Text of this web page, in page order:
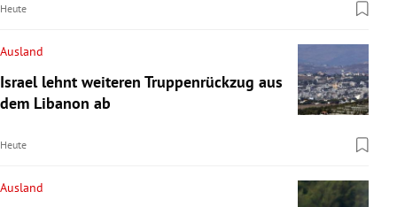
Heute
Ausland
Israel lehnt weiteren Truppenrückzug aus
dem Libanon ab
Heute
Ausland